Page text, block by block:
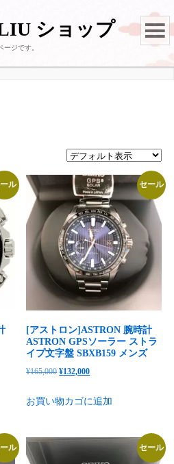
ショップ
ージです。
ル セール
[アストロン]ASTRON 腕時計
ASTRON GPSソーラー ストラ
イプ文字盤 SBXB159 メンズ
¥165,000 元
価
は
¥132,000現
の
格
お買い物カゴに追加
ル セール